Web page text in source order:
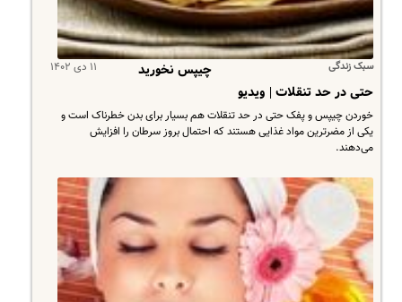
سبک زندگی ۱۱ دی ۱۴۰۲
چیپس نخورید
حتی در حد تنقلات | ویدیو
​خوردن چیپس و پفک حتی در حد تنقلات هم بسیار برای بدن خطرناک است و
یکی از مضرترین مواد غذایی هستند که احتمال بروز سرطان را افزایش
می‌دهند.